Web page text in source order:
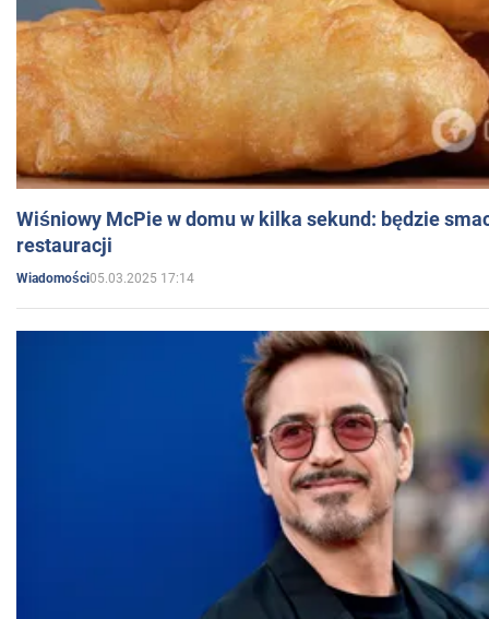
Wiśniowy McPie w domu w kilka sekund: będzie
restauracji
Wiadomości05.03.2025 17:14